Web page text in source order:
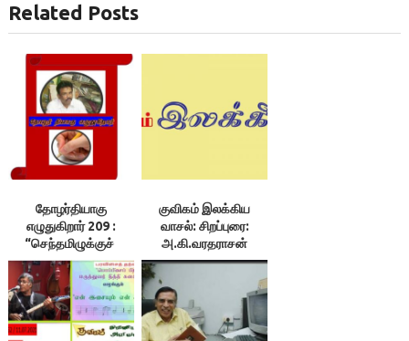
Related Posts
தோழர்தியாகு
எழுதுகிறார் 209 :
“செந்தமிழுக்குச்
சேதுப்பிள்ளை”
குவிகம் இலக்கிய
வாசல்: சிறப்புரை:
அ.கி.வரதராசன்